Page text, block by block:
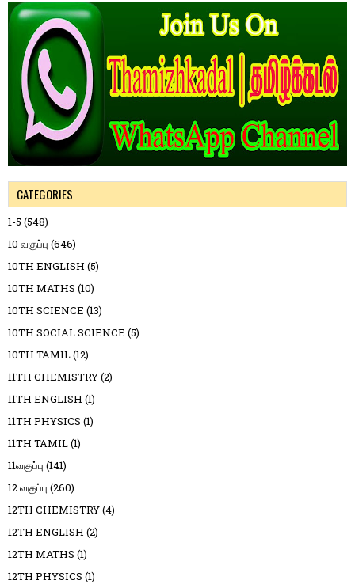
CATEGORIES
1-5 (548)
10 வகுப்பு (646)
10TH ENGLISH (5)
10TH MATHS (10)
10TH SCIENCE (13)
10TH SOCIAL SCIENCE (5)
10TH TAMIL(12)
11TH CHEMISTRY(2)
11TH ENGLISH (1)
11TH PHYSICS (1)
11TH TAMIL(1)
11வகுப்பு (141)
12 வகுப்பு (260)
12TH CHEMISTRY(4)
12TH ENGLISH (2)
12TH MATHS (1)
12TH PHYSICS (1)